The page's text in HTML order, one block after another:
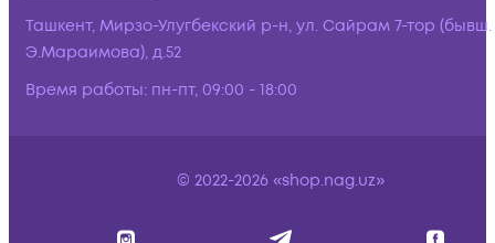
Ташкент, Мирзо-Улугбекский р-н, ул. Сайрам 7-тор (бывш.
Э.Мараимова), д.52
Время работы: пн-пт, 09:00 - 18:00
© 2022-2026 «shop.nag.uz»